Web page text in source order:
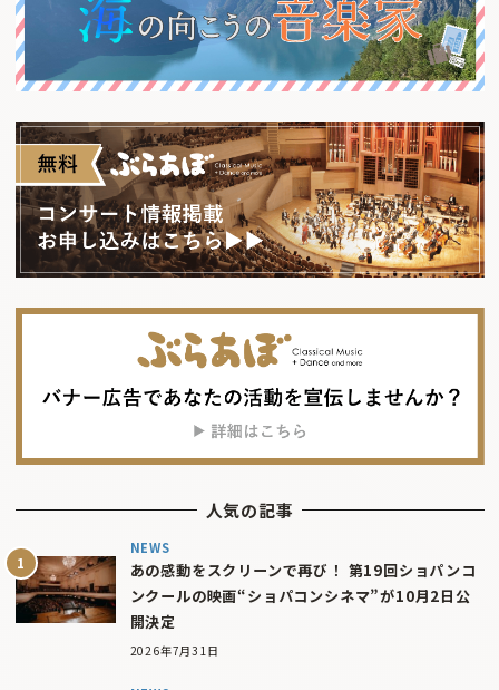
人気の記事
NEWS
あの感動をスクリーンで再び！ 第19回ショパンコ
ンクールの映画“ショパコンシネマ”が10月2日公
開決定
2026年7月31日